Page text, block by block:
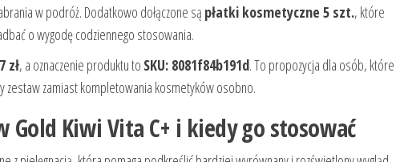
w podróż. Dodatkowo dołączone są płatki kosmetyczne 5 szt., które
o wygodę codziennego stosowania.
zł, a oznaczenie produktu to SKU: 8081f84b191d. To propozycja dla osób, które
zestaw zamiast kompletowania kosmetyków osobno.
Gold Kiwi Vita C+ i kiedy go stosować